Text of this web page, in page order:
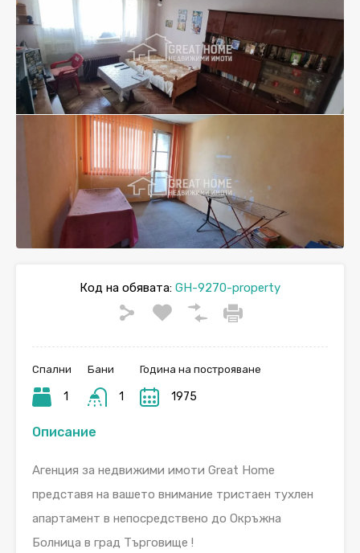
Код на обявата: GH-9270-property
Спални
1
Бани
1
Година на построяване
1975
Описание
Агенция за недвижими имоти Great Home
представя на вашето внимание тристаен тухлен
апартамент в непосредствено до Окръжна
Болница в град Търговище !